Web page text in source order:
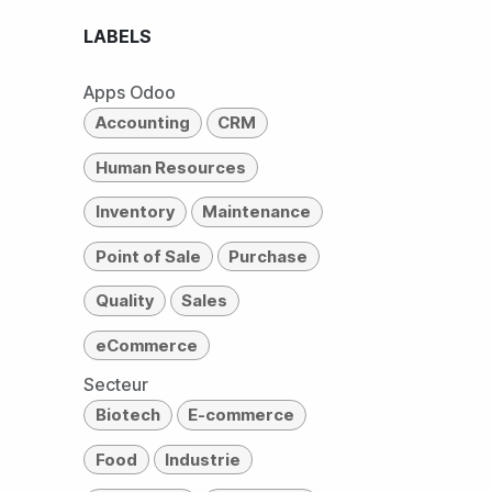
LABELS
Apps Odoo
Accounting CRM
Human Resources
Inventory Maintenance
Point of Sale Purchase
Quality Sales
eCommerce
Secteur
Biotech E-commerce
Food Industrie